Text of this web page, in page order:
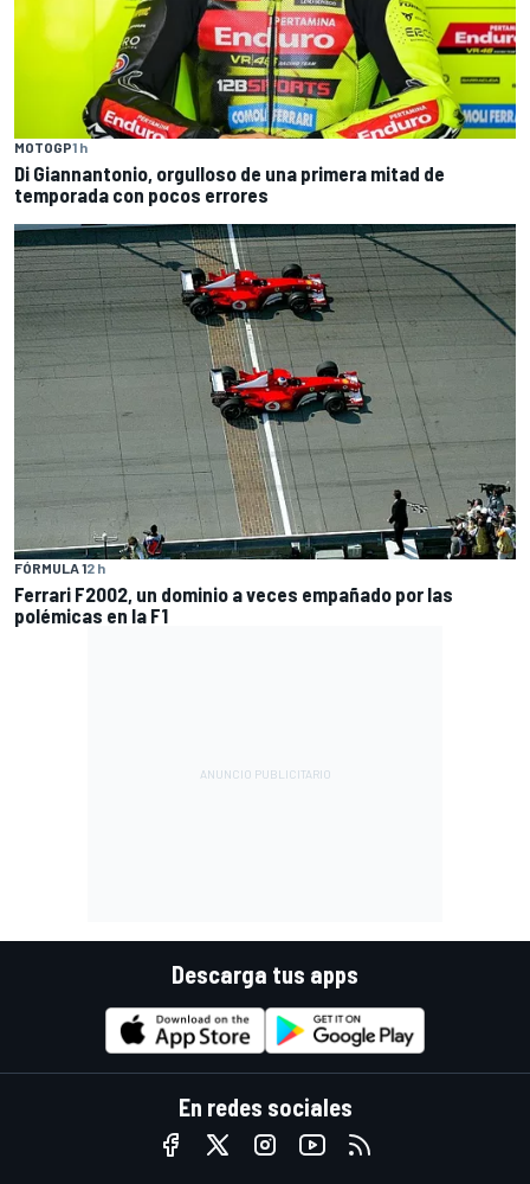
MOTOGP1 h
Di Giannantonio, orgulloso de una primera mitad de
temporada con pocos errores
FÓRMULA 12 h
Ferrari F2002, un dominio a veces empañado por las
polémicas en la F1
Descarga tus apps
En redes sociales